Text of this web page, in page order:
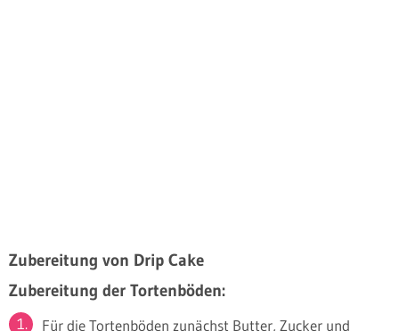
Zubereitung von Drip Cake
Zubereitung der Tortenböden:
Für die Tortenböden zunächst Butter, Zucker und